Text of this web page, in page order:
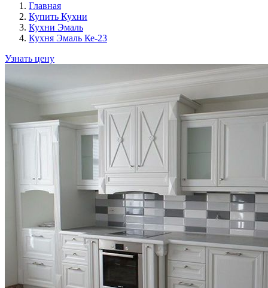
Главная
Купить Кухни
Кухни Эмаль
Кухня Эмаль Ке-23
Узнать цену